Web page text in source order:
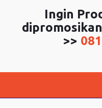
Ingin
>>